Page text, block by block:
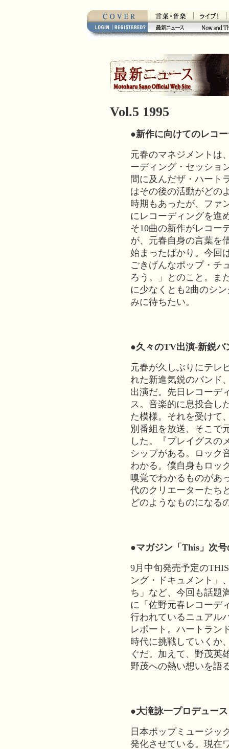
Vol.5 1995
●新作に向けてのレコ
元春のマネジメントは
ーディング・セッショ
間に及んだザ・ハート
はその後の活動がどの
時期もあったが、ファ
にレコーディングを進
そ10曲の新作がレコー
が、元春自身の言葉を
始まったばかり。今回
ごきげんなポップ・チ
ろう。」とのこと。ま
に少なくとも2曲のシ
みに待ちたい。
●久々のTV出演-新鋭バ
元春が久しぶりにテレ
れた新進気鋭のバンド
出演だ。先日レコーデ
ス。音楽的に息投合し
た模様。それを受けて
別番組を放送、そこで
した。『プレイグスの
シップがある。ロック
わかる。僕自身もロッ
嗅覚でわかるものがあ
代のクリエーターたち
どのようなものになる
●マガジン「This」次
9月中旬発売予定の
ング・ドキュメント」
ち」など、今回も話題
に「佐野元春レコーデ
行われているニュアル
レポート。ハートラン
時代に挑戦していくか
ぐだ。加えて、野茂英
野茂への熱い想いを語
●大滝詠一プロデュー
日本ポップミュージッ
発化させている。現在